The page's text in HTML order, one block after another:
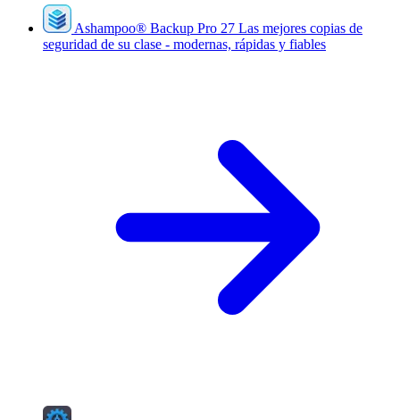
Ashampoo® Backup Pro 27 Las mejores copias de
seguridad de su clase - modernas, rápidas y fiables